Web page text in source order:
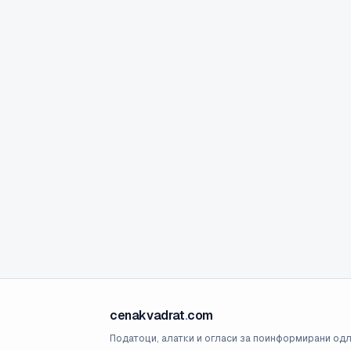
cenakvadrat.com
Податоци, алатки и огласи за поинформирани